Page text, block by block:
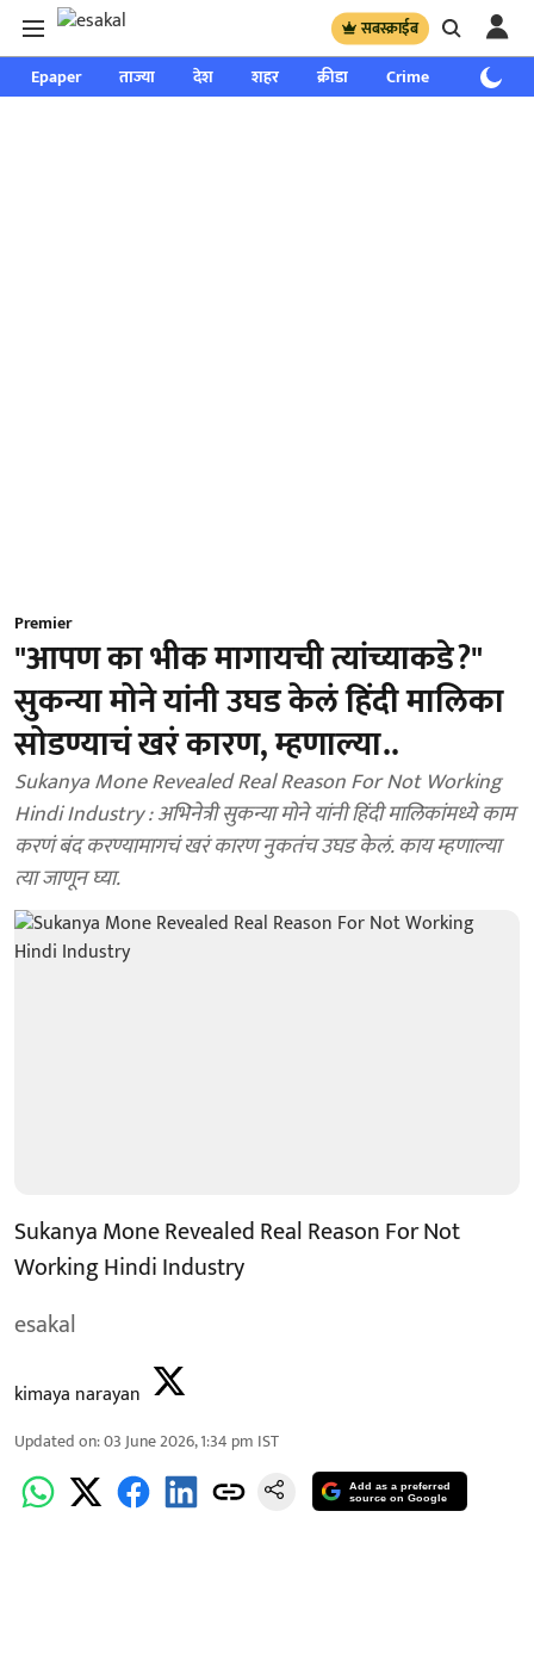
सबस्क्राईब
Epaper ताज्या देश शहर क्रीडा Crime साप्ताहिक
Premier
"आपण का भीक मागायची त्यांच्याकडे?"
सुकन्या मोने यांनी उघड केलं हिंदी मालिका
सोडण्याचं खरं कारण, म्हणाल्या..
Sukanya Mone Revealed Real Reason For Not Working
Hindi Industry : अभिनेत्री सुकन्या मोने यांनी हिंदी मालिकांमध्ये काम
करणं बंद करण्यामागचं खरं कारण नुकतंच उघड केलं. काय म्हणाल्या
त्या जाणून घ्या.
Sukanya Mone Revealed Real Reason For Not
Working Hindi Industry
esakal
kimaya narayan
Updated on:03 June 2026, 1:34 pm IST
Add as a preferred
source on Google